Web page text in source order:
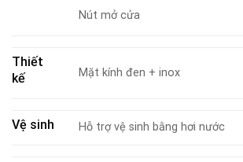
Nút mở cửa
Thiết
kế
Mặt kính đen + inox
Vệ sinh Hỗ trợ vệ sinh bằng hơi nước